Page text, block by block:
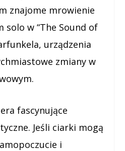
znajome mrowienie
w “The Sound of
urządzenia
zmiany w
fascynujące
Jeśli ciarki mogą
i